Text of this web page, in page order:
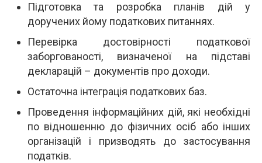
Підготовка та розробка планів дій у
доручених йому податкових питаннях.
Перевірка достовірності податкової
заборгованості, визначеної на підставі
декларацій – документів про доходи.
Остаточна інтеграція податкових баз.
Проведення інформаційних дій, які необхідні
по відношенню до фізичних осіб або інших
організацій і призводять до застосування
податків.